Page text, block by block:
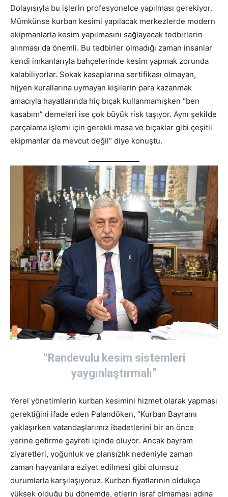
Dolayısıyla bu işlerin profesyonelce yapılması gerekiyor.
Mümkünse kurban kesimi yapılacak merkezlerde modern
ekipmanlarla kesim yapılmasını sağlayacak tedbirlerin
alınması da önemli. Bu tedbirler olmadığı zaman insanlar
kendi imkanlarıyla bahçelerinde kesim yapmak zorunda
kalabiliyorlar. Sokak kasaplarına sertifikası olmayan,
hijyen kurallarına uymayan kişilerin para kazanmak
amacıyla hayatlarında hiç bıçak kullanmamışken “ben
kasabım” demeleri ise çok büyük risk taşıyor. Aynı şekilde
parçalama işlemi için gerekli masa ve bıçaklar gibi çeşitli
ekipmanlar da mevcut değil” diye konuştu.
“Randevulu kesim sistemleri
yaygınlaştırmalı”
Yerel yönetimlerin kurban kesimini hizmet olarak yapması
gerektiğini ifade eden Palandöken, “Kurban Bayramı
yaklaşırken vatandaşlarımız ibadetlerini bir an önce
yerine getirme gayreti içinde oluyor. Ancak bayram
ziyaretleri, yoğunluk ve plansızlık nedeniyle zaman
zaman hayvanlara eziyet edilmesi gibi olumsuz
durumlarla karşılaşıyoruz. Kurban fiyatlarının oldukça
yüksek olduğu bu dönemde, etlerin israf olmaması adına